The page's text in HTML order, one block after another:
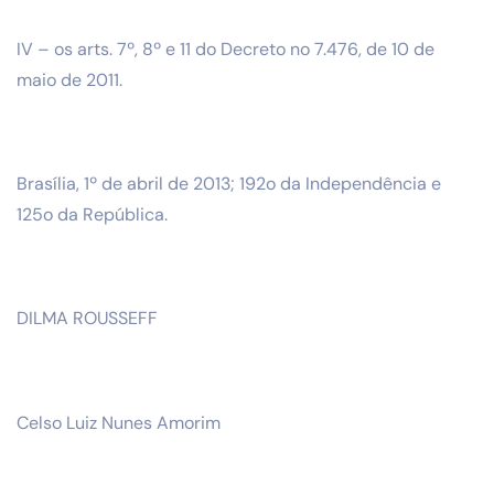
IV – os arts. 7º, 8º e 11 do Decreto no 7.476, de 10 de
maio de 2011.
Brasília, 1º de abril de 2013; 192o da Independência e
125o da República.
DILMA ROUSSEFF
Celso Luiz Nunes Amorim